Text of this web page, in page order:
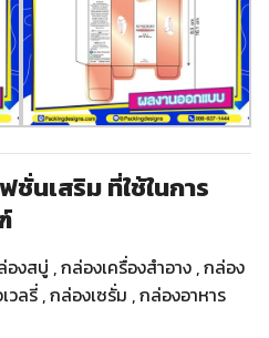
นเสริม ที่ใช้ในการ
องสบู่ , กล่องเครื่องสำอาง , กล่อง
ลรี่ , กล่องเซรั่ม , กล่องอาหาร